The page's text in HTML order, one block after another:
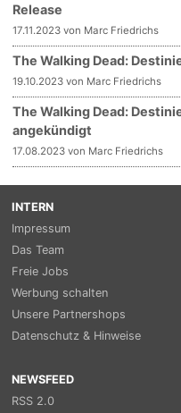
Release
17.11.2023 von Marc Friedrichs
The Walking Dead:
19.10.2023 von Marc Friedrichs
The Walking Dead:
angekündigt
17.08.2023 von Marc Friedrichs
INTERN
Impressum
Das Team
Freie Jobs
Werbung schalten
Unsere Partnershops
Datenschutz & Hinweise
NEWSFEED
RSS 2.0